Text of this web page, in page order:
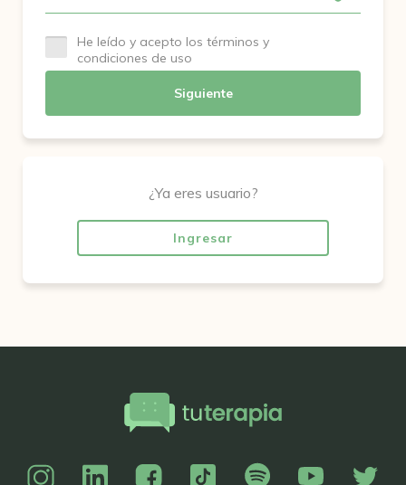
He leído y acepto los términos y
condiciones de uso
Siguiente
¿Ya eres usuario?
Ingresar